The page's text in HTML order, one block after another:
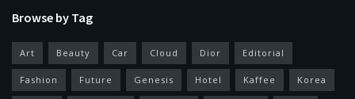
Browse by Tag
Art Beauty Car Cloud Dior Editorial
Fashion Future Genesis Hotel Kaffee Korea